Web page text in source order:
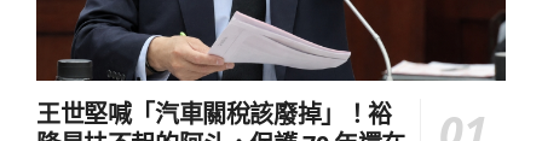
王世堅喊「汽車關稅該廢掉」！裕